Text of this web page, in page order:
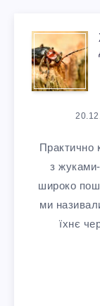
И
В
К
О
Р
С
Т
В
У
Е
Н
Н
Я
О
З
Л
Е
Д
А
Ж
У
-
П
О
Практично
з
широко
ми
їхнє